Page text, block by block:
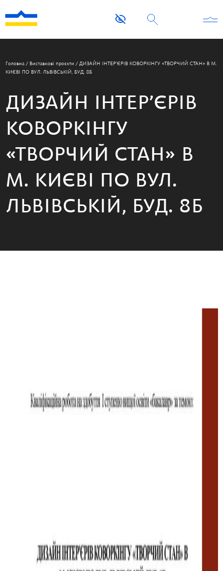
Головна / Виставкові проєкти / ДИЗАЙН ІНТЕР’ЄРІВ КОВОРКІНГУ «ТВОРЧИЙ СТАН» В М.
КИЄВІ ПО ВУЛ. ЛЬВІВСЬКІЙ, БУД. 8Б
ДИЗАЙН ІНТЕР’ЄРІВ
КОВОРКІНГУ
«ТВОРЧИЙ СТАН» В
М. КИЄВІ ПО ВУЛ.
ЛЬВІВСЬКІЙ, БУД. 8Б